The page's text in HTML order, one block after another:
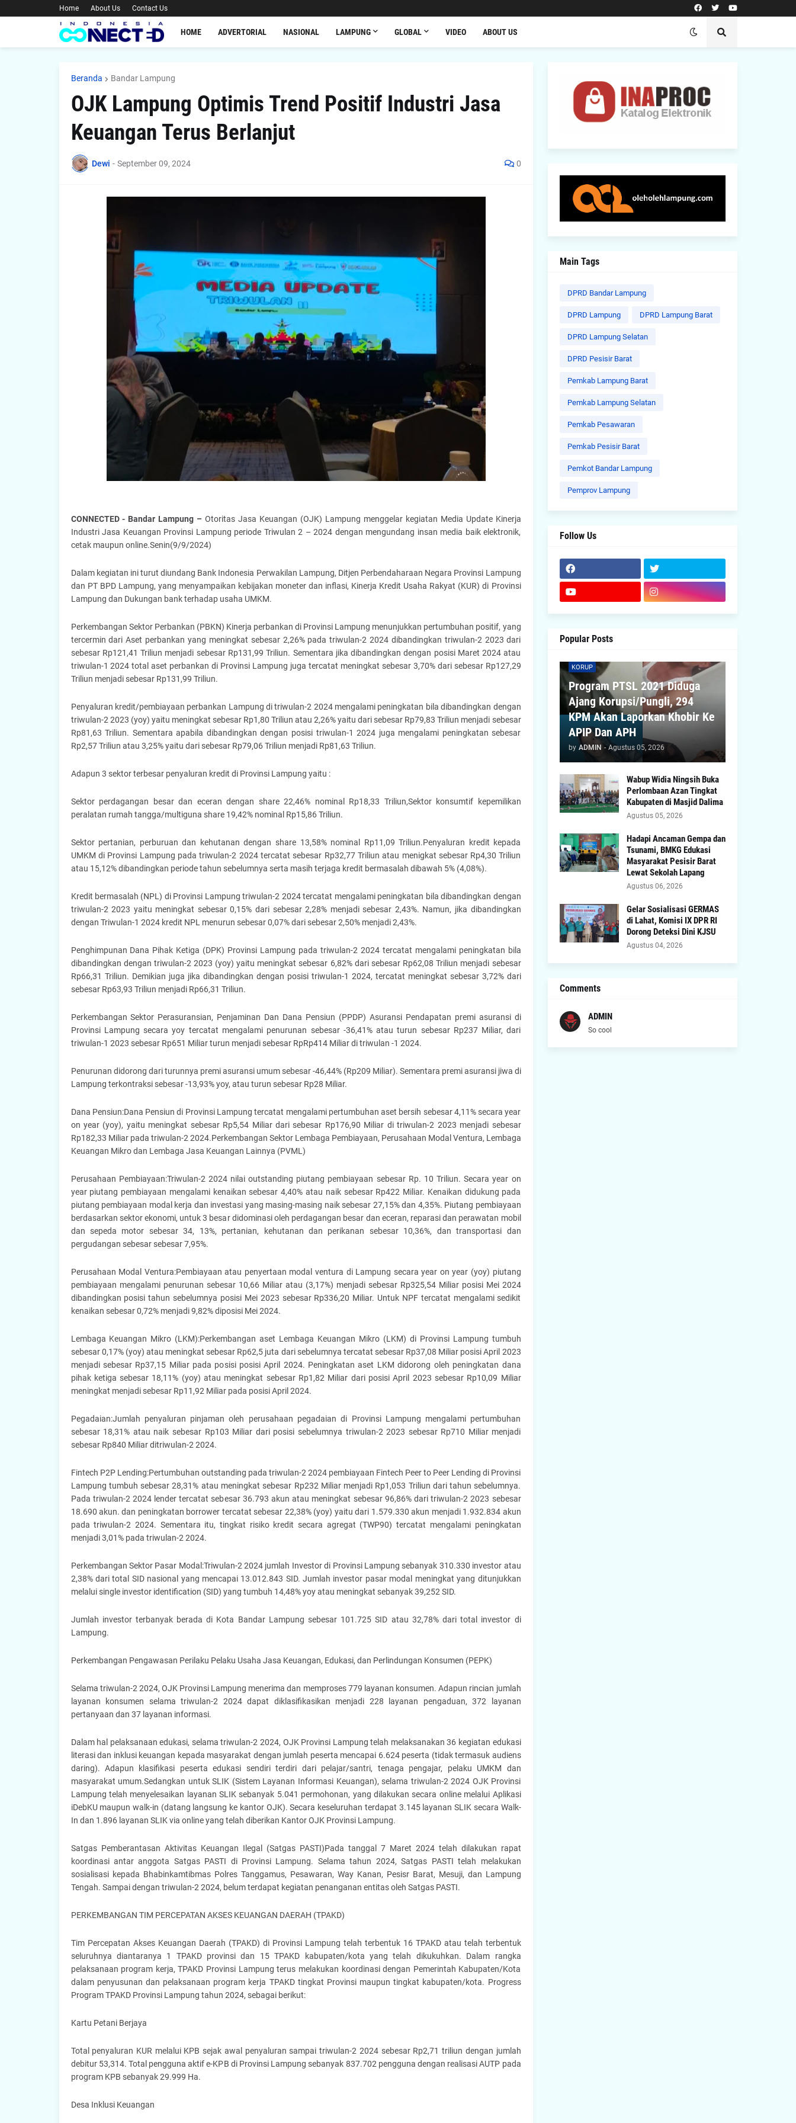
Home About Us Contact Us
HOME ADVERTORIAL NASIONAL LAMPUNG GLOBAL VIDEO ABOUT US
Beranda Bandar Lampung
OJK Lampung Optimis Trend Positif Industri Jasa
Keuangan Terus Berlanjut
Dewi - September 09, 2024 0
CONNECTED - Bandar Lampung – Otoritas Jasa Keuangan (OJK) Lampung menggelar kegiatan Media Update Kinerja
Industri Jasa Keuangan Provinsi Lampung periode Triwulan 2 – 2024 dengan mengundang insan media baik elektronik,
cetak maupun online.Senin(9/9/2024)
Dalam kegiatan ini turut diundang Bank Indonesia Perwakilan Lampung, Ditjen Perbendaharaan Negara Provinsi Lampung
dan PT BPD Lampung, yang menyampaikan kebijakan moneter dan inflasi, Kinerja Kredit Usaha Rakyat (KUR) di Provinsi
Lampung dan Dukungan bank terhadap usaha UMKM.
Perkembangan Sektor Perbankan (PBKN) Kinerja perbankan di Provinsi Lampung menunjukkan pertumbuhan positif, yang
tercermin dari Aset perbankan yang meningkat sebesar 2,26% pada triwulan-2 2024 dibandingkan triwulan-2 2023 dari
sebesar Rp121,41 Triliun menjadi sebesar Rp131,99 Triliun. Sementara jika dibandingkan dengan posisi Maret 2024 atau
triwulan-1 2024 total aset perbankan di Provinsi Lampung juga tercatat meningkat sebesar 3,70% dari sebesar Rp127,29
Triliun menjadi sebesar Rp131,99 Triliun.
Penyaluran kredit/pembiayaan perbankan Lampung di triwulan-2 2024 mengalami peningkatan bila dibandingkan dengan
triwulan-2 2023 (yoy) yaitu meningkat sebesar Rp1,80 Triliun atau 2,26% yaitu dari sebesar Rp79,83 Triliun menjadi sebesar
Rp81,63 Triliun. Sementara apabila dibandingkan dengan posisi triwulan-1 2024 juga mengalami peningkatan sebesar
Rp2,57 Triliun atau 3,25% yaitu dari sebesar Rp79,06 Triliun menjadi Rp81,63 Triliun.
Adapun 3 sektor terbesar penyaluran kredit di Provinsi Lampung yaitu :
Sektor perdagangan besar dan eceran dengan share 22,46% nominal Rp18,33 Triliun,Sektor konsumtif kepemilikan
peralatan rumah tangga/multiguna share 19,42% nominal Rp15,86 Triliun.
Sektor pertanian, perburuan dan kehutanan dengan share 13,58% nominal Rp11,09 Triliun.Penyaluran kredit kepada
UMKM di Provinsi Lampung pada triwulan-2 2024 tercatat sebesar Rp32,77 Triliun atau menigkat sebesar Rp4,30 Triliun
atau 15,12% dibandingkan periode tahun sebelumnya serta masih terjaga kredit bermasalah dibawah 5% (4,08%).
Kredit bermasalah (NPL) di Provinsi Lampung triwulan-2 2024 tercatat mengalami peningkatan bila dibandingkan dengan
triwulan-2 2023 yaitu meningkat sebesar 0,15% dari sebesar 2,28% menjadi sebesar 2,43%. Namun, jika dibandingkan
dengan Triwulan-1 2024 kredit NPL menurun sebesar 0,07% dari sebesar 2,50% menjadi 2,43%.
Penghimpunan Dana Pihak Ketiga (DPK) Provinsi Lampung pada triwulan-2 2024 tercatat mengalami peningkatan bila
dibandingkan dengan triwulan-2 2023 (yoy) yaitu meningkat sebesar 6,82% dari sebesar Rp62,08 Triliun menjadi sebesar
Rp66,31 Triliun. Demikian juga jika dibandingkan dengan posisi triwulan-1 2024, tercatat meningkat sebesar 3,72% dari
sebesar Rp63,93 Triliun menjadi Rp66,31 Triliun.
Perkembangan Sektor Perasuransian, Penjaminan Dan Dana Pensiun (PPDP) Asuransi Pendapatan premi asuransi di
Provinsi Lampung secara yoy tercatat mengalami penurunan sebesar -36,41% atau turun sebesar Rp237 Miliar, dari
triwulan-1 2023 sebesar Rp651 Miliar turun menjadi sebesar RpRp414 Miliar di triwulan -1 2024.
Penurunan didorong dari turunnya premi asuransi umum sebesar -46,44% (Rp209 Miliar). Sementara premi asuransi jiwa di
Lampung terkontraksi sebesar -13,93% yoy, atau turun sebesar Rp28 Miliar.
Dana Pensiun:Dana Pensiun di Provinsi Lampung tercatat mengalami pertumbuhan aset bersih sebesar 4,11% secara year
on year (yoy), yaitu meningkat sebesar Rp5,54 Miliar dari sebesar Rp176,90 Miliar di triwulan-2 2023 menjadi sebesar
Rp182,33 Miliar pada triwulan-2 2024.Perkembangan Sektor Lembaga Pembiayaan, Perusahaan Modal Ventura, Lembaga
Keuangan Mikro dan Lembaga Jasa Keuangan Lainnya (PVML)
Perusahaan Pembiayaan:Triwulan-2 2024 nilai outstanding piutang pembiayaan sebesar Rp. 10 Triliun. Secara year on
year piutang pembiayaan mengalami kenaikan sebesar 4,40% atau naik sebesar Rp422 Miliar. Kenaikan didukung pada
piutang pembiayaan modal kerja dan investasi yang masing-masing naik sebesar 27,15% dan 4,35%. Piutang pembiayaan
berdasarkan sektor ekonomi, untuk 3 besar didominasi oleh perdagangan besar dan eceran, reparasi dan perawatan mobil
dan sepeda motor sebesar 34, 13%, pertanian, kehutanan dan perikanan sebesar 10,36%, dan transportasi dan
pergudangan sebesar sebesar 7,95%.
Perusahaan Modal Ventura:Pembiayaan atau penyertaan modal ventura di Lampung secara year on year (yoy) piutang
pembiayaan mengalami penurunan sebesar 10,66 Miliar atau (3,17%) menjadi sebesar Rp325,54 Miliar posisi Mei 2024
dibandingkan posisi tahun sebelumnya posisi Mei 2023 sebesar Rp336,20 Miliar. Untuk NPF tercatat mengalami sedikit
kenaikan sebesar 0,72% menjadi 9,82% diposisi Mei 2024.
Lembaga Keuangan Mikro (LKM):Perkembangan aset Lembaga Keuangan Mikro (LKM) di Provinsi Lampung tumbuh
sebesar 0,17% (yoy) atau meningkat sebesar Rp62,5 juta dari sebelumnya tercatat sebesar Rp37,08 Miliar posisi April 2023
menjadi sebesar Rp37,15 Miliar pada posisi posisi April 2024. Peningkatan aset LKM didorong oleh peningkatan dana
pihak ketiga sebesar 18,11% (yoy) atau meningkat sebesar Rp1,82 Miliar dari posisi April 2023 sebesar Rp10,09 Miliar
meningkat menjadi sebesar Rp11,92 Miliar pada posisi April 2024.
Pegadaian:Jumlah penyaluran pinjaman oleh perusahaan pegadaian di Provinsi Lampung mengalami pertumbuhan
sebesar 18,31% atau naik sebesar Rp103 Miliar dari posisi sebelumnya triwulan-2 2023 sebesar Rp710 Miliar menjadi
sebesar Rp840 Miliar ditriwulan-2 2024.
Fintech P2P Lending:Pertumbuhan outstanding pada triwulan-2 2024 pembiayaan Fintech Peer to Peer Lending di Provinsi
Lampung tumbuh sebesar 28,31% atau meningkat sebesar Rp232 Miliar menjadi Rp1,053 Triliun dari tahun sebelumnya.
Pada triwulan-2 2024 lender tercatat sebesar 36.793 akun atau meningkat sebesar 96,86% dari triwulan-2 2023 sebesar
18.690 akun. dan peningkatan borrower tercatat sebesar 22,38% (yoy) yaitu dari 1.579.330 akun menjadi 1.932.834 akun
pada triwulan-2 2024. Sementara itu, tingkat risiko kredit secara agregat (TWP90) tercatat mengalami peningkatan
menjadi 3,01% pada triwulan-2 2024.
Perkembangan Sektor Pasar Modal:Triwulan-2 2024 jumlah Investor di Provinsi Lampung sebanyak 310.330 investor atau
2,38% dari total SID nasional yang mencapai 13.012.843 SID. Jumlah investor pasar modal meningkat yang ditunjukkan
melalui single investor identification (SID) yang tumbuh 14,48% yoy atau meningkat sebanyak 39,252 SID.
Jumlah investor terbanyak berada di Kota Bandar Lampung sebesar 101.725 SID atau 32,78% dari total investor di
Lampung.
Perkembangan Pengawasan Perilaku Pelaku Usaha Jasa Keuangan, Edukasi, dan Perlindungan Konsumen (PEPK)
Selama triwulan-2 2024, OJK Provinsi Lampung menerima dan memproses 779 layanan konsumen. Adapun rincian jumlah
layanan konsumen selama triwulan-2 2024 dapat diklasifikasikan menjadi 228 layanan pengaduan, 372 layanan
pertanyaan dan 37 layanan informasi.
Dalam hal pelaksanaan edukasi, selama triwulan-2 2024, OJK Provinsi Lampung telah melaksanakan 36 kegiatan edukasi
literasi dan inklusi keuangan kepada masyarakat dengan jumlah peserta mencapai 6.624 peserta (tidak termasuk audiens
daring). Adapun klasifikasi peserta edukasi sendiri terdiri dari pelajar/santri, tenaga pengajar, pelaku UMKM dan
masyarakat umum.Sedangkan untuk SLIK (Sistem Layanan Informasi Keuangan), selama triwulan-2 2024 OJK Provinsi
Lampung telah menyelesaikan layanan SLIK sebanyak 5.041 permohonan, yang dilakukan secara online melalui Aplikasi
iDebKU maupun walk-in (datang langsung ke kantor OJK). Secara keseluruhan terdapat 3.145 layanan SLIK secara Walk-
In dan 1.896 layanan SLIK via online yang telah diberikan Kantor OJK Provinsi Lampung.
Satgas Pemberantasan Aktivitas Keuangan Ilegal (Satgas PASTI)Pada tanggal 7 Maret 2024 telah dilakukan rapat
koordinasi antar anggota Satgas PASTI di Provinsi Lampung. Selama tahun 2024, Satgas PASTI telah melakukan
sosialisasi kepada Bhabinkamtibmas Polres Tanggamus, Pesawaran, Way Kanan, Pesisr Barat, Mesuji, dan Lampung
Tengah. Sampai dengan triwulan-2 2024, belum terdapat kegiatan penanganan entitas oleh Satgas PASTI.
PERKEMBANGAN TIM PERCEPATAN AKSES KEUANGAN DAERAH (TPAKD)
Tim Percepatan Akses Keuangan Daerah (TPAKD) di Provinsi Lampung telah terbentuk 16 TPAKD atau telah terbentuk
seluruhnya diantaranya 1 TPAKD provinsi dan 15 TPAKD kabupaten/kota yang telah dikukuhkan. Dalam rangka
pelaksanaan program kerja, TPAKD Provinsi Lampung terus melakukan koordinasi dengan Pemerintah Kabupaten/Kota
dalam penyusunan dan pelaksanaan program kerja TPAKD tingkat Provinsi maupun tingkat kabupaten/kota. Progress
Program TPAKD Provinsi Lampung tahun 2024, sebagai berikut:
Kartu Petani Berjaya
Total penyaluran KUR melalui KPB sejak awal penyaluran sampai triwulan-2 2024 sebesar Rp2,71 triliun dengan jumlah
debitur 53,314. Total pengguna aktif e-KPB di Provinsi Lampung sebanyak 837.702 pengguna dengan realisasi AUTP pada
program KPB sebanyak 29.999 Ha.
Desa Inklusi Keuangan
Main Tags
DPRD Bandar Lampung
DPRD Lampung DPRD Lampung Barat
DPRD Lampung Selatan
DPRD Pesisir Barat
Pemkab Lampung Barat
Pemkab Lampung Selatan
Pemkab Pesawaran
Pemkab Pesisir Barat
Pemkot Bandar Lampung
Pemprov Lampung
Follow Us
Popular Posts
KORUP
Program PTSL 2021 Diduga
Ajang Korupsi/Pungli, 294
KPM Akan Laporkan Khobir Ke
APIP Dan APH
by ADMIN - Agustus 05, 2026
Wabup Widia Ningsih Buka
Perlombaan Azan Tingkat
Kabupaten di Masjid Dalima
Agustus 05, 2026
Hadapi Ancaman Gempa dan
Tsunami, BMKG Edukasi
Masyarakat Pesisir Barat
Lewat Sekolah Lapang
Agustus 06, 2026
Gelar Sosialisasi GERMAS
di Lahat, Komisi IX DPR RI
Dorong Deteksi Dini KJSU
Agustus 04, 2026
Comments
ADMIN
So cool